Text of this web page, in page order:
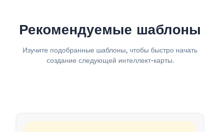
Рекомендуемые шаблоны
Изучите подобранные шаблоны, чтобы быстро начать
создание следующей интеллект-карты.